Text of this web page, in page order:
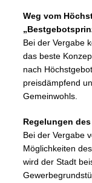
Weg vom
Bei der Vergabe
das beste
nach
preisdämpfend
Gemeinwohls.
Regelungen
Bei der Vergabe
Möglichkeiten
wird der Stadt